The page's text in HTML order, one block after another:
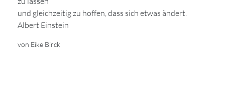
und gleichzeitig zu hoffen, dass sich etwas ändert.
Albert Einstein
von Eike Birck